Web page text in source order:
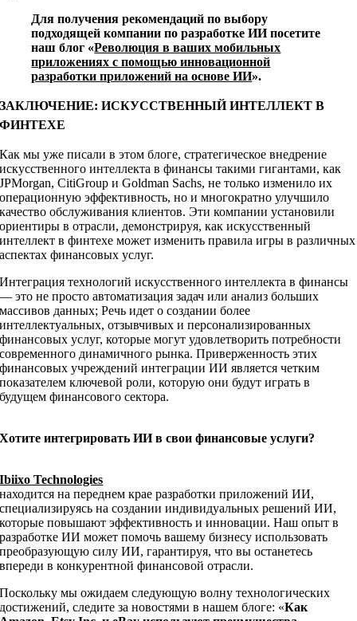
Для получения рекомендаций по выбору
подходящей компании по разработке ИИ посетите
наш блог «Революция в ваших мобильных
приложениях с помощью инновационной
разработки приложений на основе ИИ».
ЗАКЛЮЧЕНИЕ: ИСКУССТВЕННЫЙ ИНТЕЛЛЕКТ В
ФИНТЕХЕ
Как мы уже писали в этом блоге, стратегическое внедрение
искусственного интеллекта в финансы такими гигантами, как
JPMorgan, CitiGroup и Goldman Sachs, не только изменило их
операционную эффективность, но и многократно улучшило
качество обслуживания клиентов. Эти компании установили
ориентиры в отрасли, демонстрируя, как искусственный
интеллект в финтехе может изменить правила игры в различных
аспектах финансовых услуг.
Интеграция технологий искусственного интеллекта в финансы
— это не просто автоматизация задач или анализ больших
массивов данных; Речь идет о создании более
интеллектуальных, отзывчивых и персонализированных
финансовых услуг, которые могут удовлетворить потребности
современного динамичного рынка. Приверженность этих
финансовых учреждений интеграции ИИ является четким
показателем ключевой роли, которую они будут играть в
будущем финансового сектора.
Хотите интегрировать ИИ в свои финансовые услуги?
Ibiixo Technologies
находится на переднем крае разработки приложений ИИ,
специализируясь на создании индивидуальных решений ИИ,
которые повышают эффективность и инновации. Наш опыт в
разработке ИИ может помочь вашему бизнесу использовать
преобразующую силу ИИ, гарантируя, что вы останетесь
впереди в конкурентной финансовой отрасли.
Поскольку мы ожидаем следующую волну технологических
достижений, следите за новостями в нашем блоге: «Как